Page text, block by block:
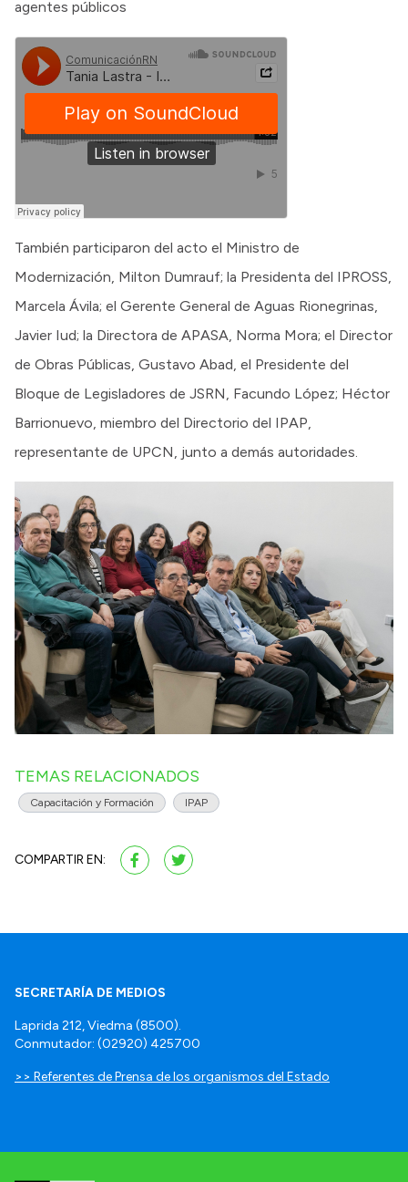
agentes públicos
También participaron del acto el Ministro de
Modernización, Milton Dumrauf; la Presidenta del IPROSS,
Marcela Ávila; el Gerente General de Aguas Rionegrinas,
Javier Iud; la Directora de APASA, Norma Mora; el Director
de Obras Públicas, Gustavo Abad, el Presidente del
Bloque de Legisladores de JSRN, Facundo López; Héctor
Barrionuevo, miembro del Directorio del IPAP,
representante de UPCN, junto a demás autoridades.
TEMAS RELACIONADOS
Capacitación y Formación IPAP
COMPARTIR EN:
SECRETARÍA DE MEDIOS
Laprida 212, Viedma (8500).
Conmutador: (02920) 425700
>> Referentes de Prensa de los organismos del Estado